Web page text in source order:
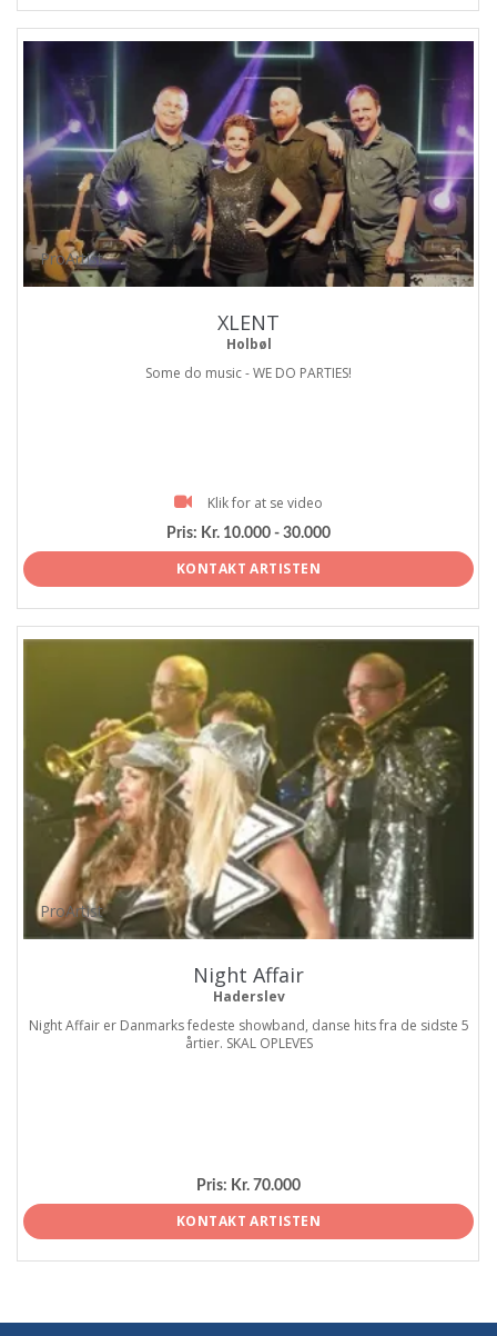
ProArtist
XLENT
Holbøl
Some do music - WE DO PARTIES!
Klik for at se video
Pris: Kr. 10.000 - 30.000
KONTAKT ARTISTEN
ProArtist
Night Affair
Haderslev
Night Affair er Danmarks fedeste showband, danse hits fra de sidste 5
årtier. SKAL OPLEVES
Pris: Kr. 70.000
KONTAKT ARTISTEN